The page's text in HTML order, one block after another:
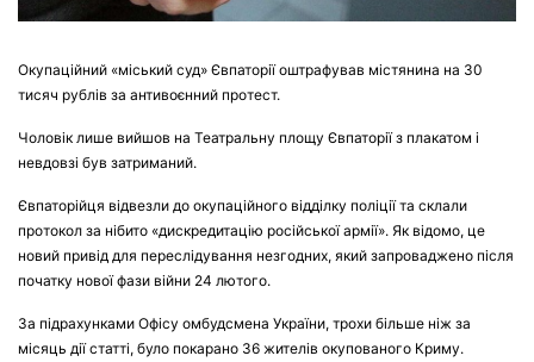
Окупаційний «міський суд» Євпаторії оштрафував містянина на 30
тисяч рублів за антивоєнний протест.
Чоловік лише вийшов на Театральну площу Євпаторії з плакатом і
невдовзі був затриманий.
Євпаторійця відвезли до окупаційного відділку поліції та склали
протокол за нібито «дискредитацію російської армії». Як відомо, це
новий привід для переслідування незгодних, який запроваджено після
початку нової фази війни 24 лютого.
За підрахунками Офісу омбудсмена України, трохи більше ніж за
місяць дії статті, було покарано 36 жителів окупованого Криму.